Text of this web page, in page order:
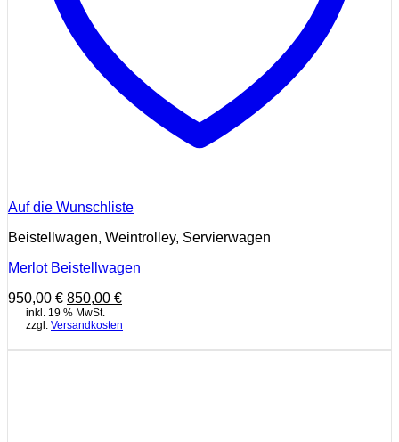
Auf die Wunschliste
Beistellwagen, Weintrolley, Servierwagen
Merlot Beistellwagen
950,00€ Ursprünglicher
Preis
war:
850,00 €Aktueller
ist:
inkl. 19 % MwSt.
zzgl. Versandkosten